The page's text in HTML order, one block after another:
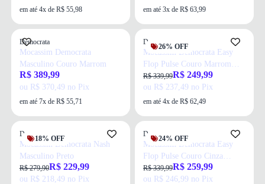
em até 4x de R$ 55,98 em até 3x de R$ 63,99
Democrata
Mocassim Democrata
Masculino Couro Marrom
R$ 389,99
ou R$ 370,49 no Pix
em até 7x de R$ 55,71
26% OFF
Democrata
Mocassim Democrata Easy
Flop Pulse Couro Marrom
Masculino
R$ 339,99R$ 249,99
ou R$ 237,49 no Pix
em até 4x de R$ 62,49
18% OFF
Democrata
Mocassim Democrata Nash
Masculino Preto
R$ 279,90R$ 229,99
ou R$ 218,49 no Pix
24% OFF
Democrata
Mocassim Democrata Easy
Flop Pulse Couro Cinza
Masculino
R$ 339,99R$ 259,99
ou R$ 246,99 no Pix